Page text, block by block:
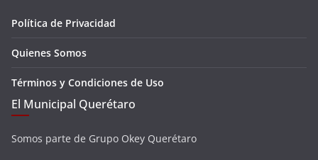
Política de Privacidad
Quienes Somos
Términos y Condiciones de Uso
El Municipal Querétaro
Somos parte de Grupo Okey Querétaro